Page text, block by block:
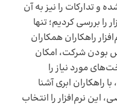
و تدارکات را نیز به آن
را بررسی کردیم؛ تنها
راهکاران همکاران
بودن شرکت، امکان
مورد نیاز را
راهکاران ابری آشنا
نرم‌افزار را انتخاب